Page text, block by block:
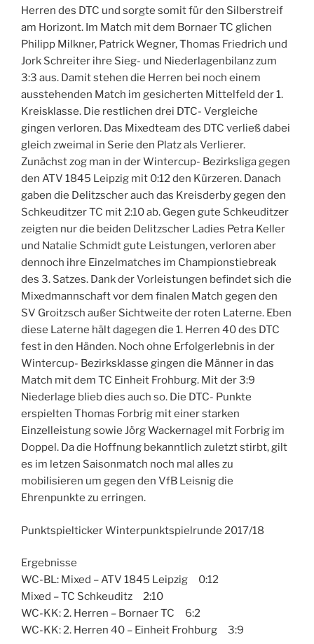
Herren des DTC und sorgte somit für den Silberstreif
am Horizont. Im Match mit dem Bornaer TC glichen
Philipp Milkner, Patrick Wegner, Thomas Friedrich und
Jork Schreiter ihre Sieg- und Niederlagenbilanz zum
3:3 aus. Damit stehen die Herren bei noch einem
ausstehenden Match im gesicherten Mittelfeld der 1.
Kreisklasse. Die restlichen drei DTC- Vergleiche
gingen verloren. Das Mixedteam des DTC verließ dabei
gleich zweimal in Serie den Platz als Verlierer.
Zunächst zog man in der Wintercup- Bezirksliga gegen
den ATV 1845 Leipzig mit 0:12 den Kürzeren. Danach
gaben die Delitzscher auch das Kreisderby gegen den
Schkeuditzer TC mit 2:10 ab. Gegen gute Schkeuditzer
zeigten nur die beiden Delitzscher Ladies Petra Keller
und Natalie Schmidt gute Leistungen, verloren aber
dennoch ihre Einzelmatches im Championstiebreak
des 3. Satzes. Dank der Vorleistungen befindet sich die
Mixedmannschaft vor dem finalen Match gegen den
SV Groitzsch außer Sichtweite der roten Laterne. Eben
diese Laterne hält dagegen die 1. Herren 40 des DTC
fest in den Händen. Noch ohne Erfolgerlebnis in der
Wintercup- Bezirksklasse gingen die Männer in das
Match mit dem TC Einheit Frohburg. Mit der 3:9
Niederlage blieb dies auch so. Die DTC- Punkte
erspielten Thomas Forbrig mit einer starken
Einzelleistung sowie Jörg Wackernagel mit Forbrig im
Doppel. Da die Hoffnung bekanntlich zuletzt stirbt, gilt
es im letzen Saisonmatch noch mal alles zu
mobilisieren um gegen den VfB Leisnig die
Ehrenpunkte zu erringen.
Punktspielticker Winterpunktspielrunde 2017/18
Ergebnisse
WC-BL: Mixed – ATV 1845 Leipzig 0:12
Mixed – TC Schkeuditz 2:10
WC-KK: 2. Herren – Bornaer TC 6:2
WC-KK: 2. Herren 40 – Einheit Frohburg 3:9